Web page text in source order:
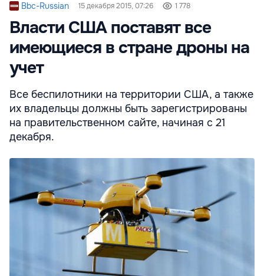
Bbc-Russian 15 декабря 2015, 07:26 1 778
Власти США поставят все
имеющиеся в стране дроны на
учет
Все беспилотники на территории США, а также
их владельцы должны быть зарегистрированы
на правительственном сайте, начиная с 21
декабря.